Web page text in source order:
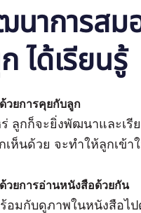
นาการส
ได้เรียนรู้
วยการคุยกับลูก
ลูกก็จะยิ่งพัฒนาและเ
ห็นด้วย จะทำให้ลูกเข้า
วยการอ่านหนังสือด้วยกัน
อมกับดูภาพในหนังสือ